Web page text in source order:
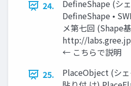
24.
DefineShape (シ
DefineShape •
メ第七回 (Shape
http://
← こちらで説明
25.
PlaceObject (シ